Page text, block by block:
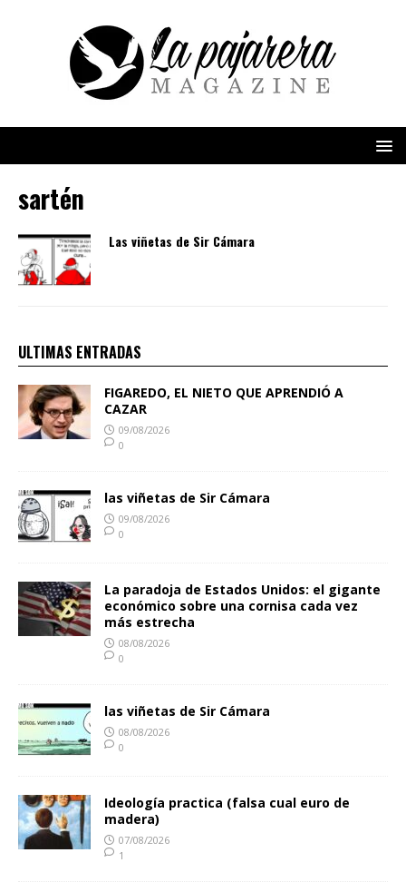
sartén
Las viñetas de Sir Cámara
ULTIMAS ENTRADAS
FIGAREDO, EL NIETO QUE APRENDIÓ A
CAZAR
09/08/2026
0
las viñetas de Sir Cámara
09/08/2026
0
La paradoja de Estados Unidos: el gigante
económico sobre una cornisa cada vez
más estrecha
08/08/2026
0
las viñetas de Sir Cámara
08/08/2026
0
Ideología practica (falsa cual euro de
madera)
07/08/2026
1